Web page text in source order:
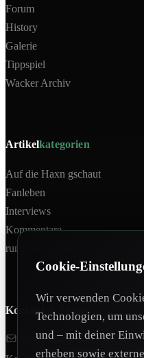
Forum
History
Galerie
Tippspiel
Wacker Archiv
Artikelkategorien
Auf die Haxn gschaut
Fanleben
Interviews
Kommentare
rund um Wacker
Kontakt & Mehr
redaktion@tivoli12.at
Cookie-
Wir verwenden
Technologien, um
und – mit deiner
erheben sowie